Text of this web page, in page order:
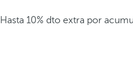
Hasta 10% dto extra por